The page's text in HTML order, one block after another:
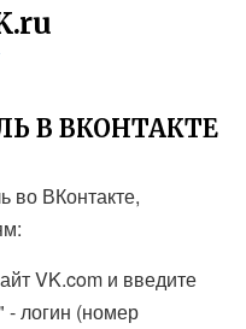
В ВКОНТАКТЕ
во ВКонтакте,
VK.com и введите
- логин (номер